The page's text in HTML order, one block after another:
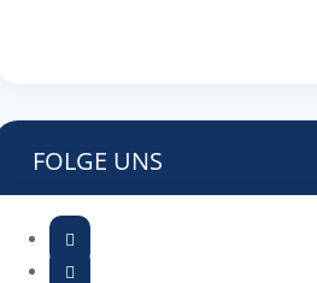
FOLGE UNS

